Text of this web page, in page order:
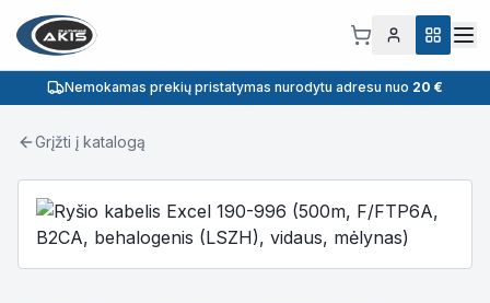
Nemokamas prekių pristatymas nurodytu adresu nuo 20 €
Grįžti į katalogą